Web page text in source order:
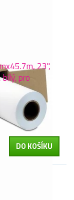
23",
pro
DO KOŠÍKU